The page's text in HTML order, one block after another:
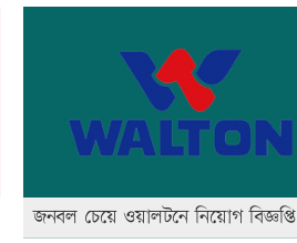
জনবল চেয়ে ওয়ালটনে নিয়োগ বিজ্ঞপ্তি